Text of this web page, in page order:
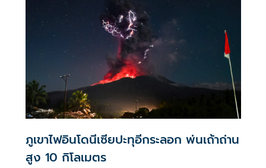
ภูเขาไฟอินโดนีเซียปะทุอีกระลอก พ่นเถ้าถ่าน
สูง 10 กิโลเมตร